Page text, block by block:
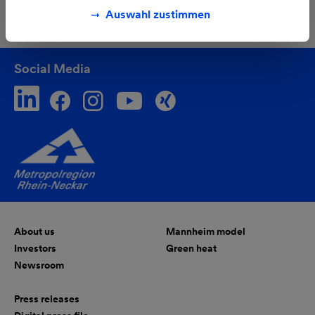
Auswahl zustimmen
Social Media
About us
Investors
Newsroom
Mannheim model
Green heat
Press releases